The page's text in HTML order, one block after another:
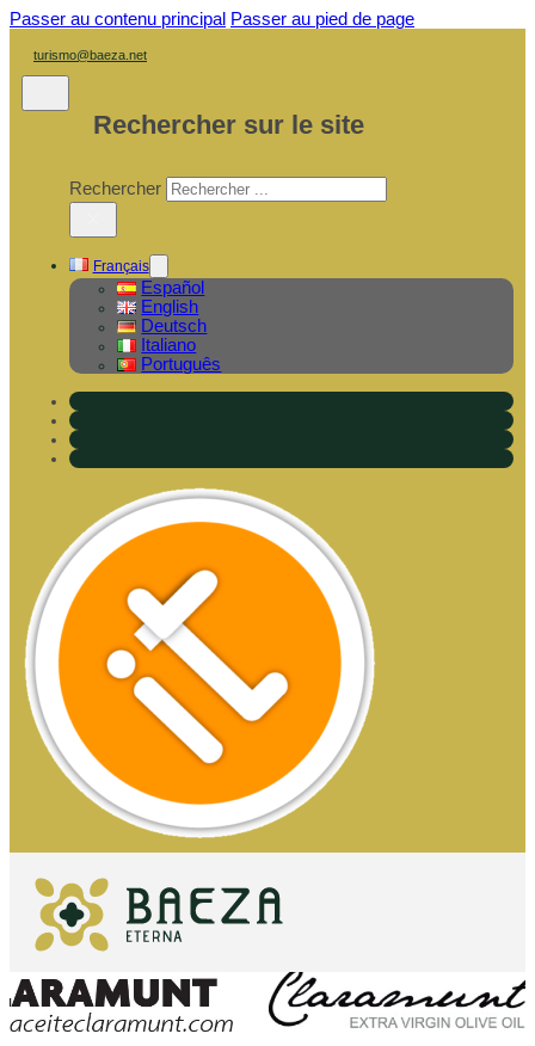
Passer au contenu principal Passer au pied de page
turismo@baeza.net
Rechercher sur le site
Rechercher
Français
Español
English
Deutsch
Italiano
Português
QUE VOIR
ESSENTIELS